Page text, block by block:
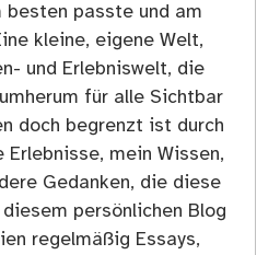
besten passte und am
kleine, eigene Welt,
und Erlebniswelt, die
für alle Sichtbar
doch begrenzt ist durch
Erlebnisse, mein Wissen,
Gedanken, die diese
persönlichen Blog
regelmäßig Essays,